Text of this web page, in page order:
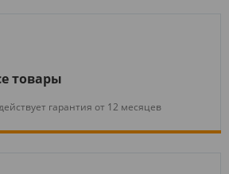
товары
гарантия от 12 месяцев